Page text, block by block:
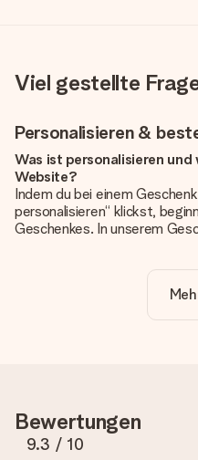
Viel gestellte
Personalisieren &
Was ist personalisieren
Website?
Indem du bei einem
personalisieren“ klickst,
Geschenkes. In unserem
noch eines unserer
Geschenk die perfekte
Wir möchten sicherstellen,
rundum zufrieden bist.
hochwertige Fotos zu
Bewertungen
9.3 / 10